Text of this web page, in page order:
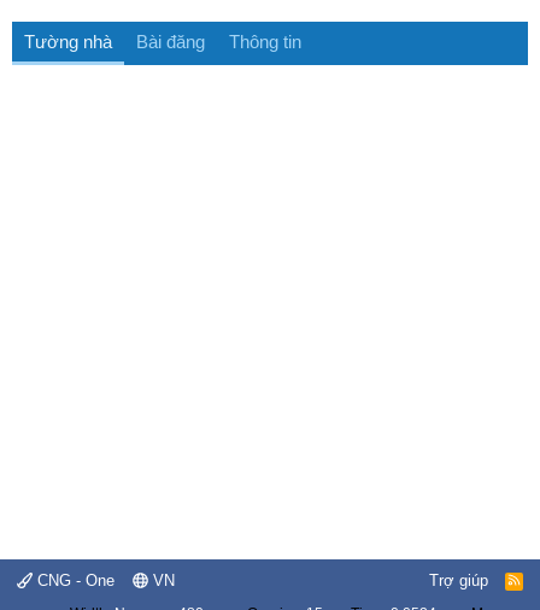
Tường nhà Bài đăng Thông tin
CNG - One VN Trợ giúp
R